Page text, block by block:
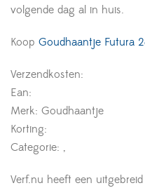
volgende dag al in huis.
Koop Goudhaantje Futura
Verzendkosten:
Ean:
Merk: Goudhaantje
Korting:
Categorie: ,
Verf.nu heeft een